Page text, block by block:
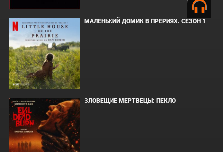
МАЛЕНЬКИЙ ДОМИК В ПРЕРИЯХ. СЕЗОН 1
ЗЛОВЕЩИЕ МЕРТВЕЦЫ: ПЕКЛО